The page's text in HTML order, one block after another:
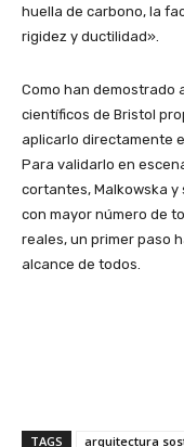
huella de carbono, la
rigidez y ductilidad».
Como han demostrado
científicos de Bristol
aplicarlo directamente
Para validarlo en
cortantes, Malkowska
con mayor número de
reales, un primer paso
alcance de todos.
TAGS arquitectura